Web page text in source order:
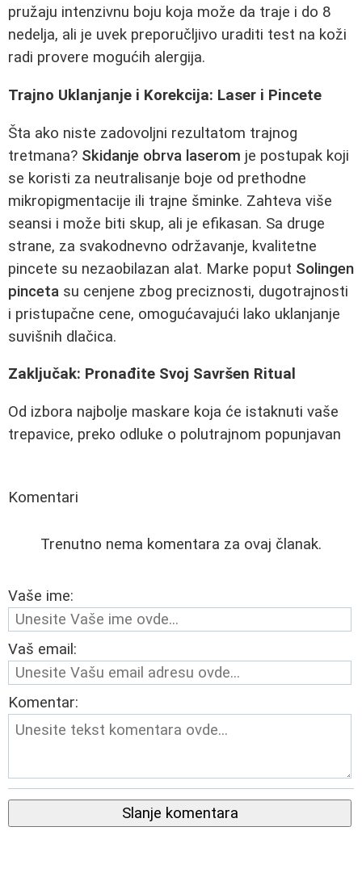
pružaju intenzivnu boju koja može da traje i do 8
nedelja, ali je uvek preporučljivo uraditi test na koži
radi provere mogućih alergija.
Trajno Uklanjanje i Korekcija: Laser i Pincete
Šta ako niste zadovoljni rezultatom trajnog
tretmana? Skidanje obrva laserom je postupak koji
se koristi za neutralisanje boje od prethodne
mikropigmentacije ili trajne šminke. Zahteva više
seansi i može biti skup, ali je efikasan. Sa druge
strane, za svakodnevno održavanje, kvalitetne
pincete su nezaobilazan alat. Marke poput Solingen
pinceta su cenjene zbog preciznosti, dugotrajnosti
i pristupačne cene, omogućavajući lako uklanjanje
suvišnih dlačica.
Zaključak: Pronađite Svoj Savršen Ritual
Od izbora najbolje maskare koja će istaknuti vaše
trepavice, preko odluke o polutrajnom popunjavan
Komentari
Trenutno nema komentara za ovaj članak.
Vaše ime:
Vaš email:
Komentar:
Slanje komentara